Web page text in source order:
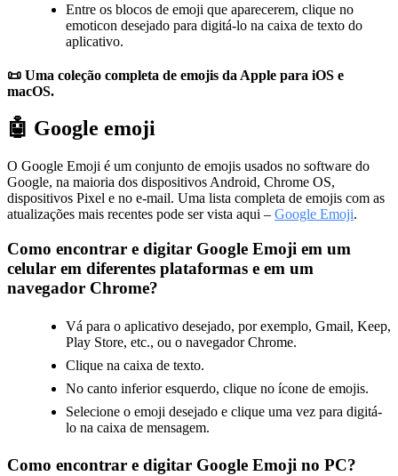
Entre os blocos de emoji que aparecerem, clique no
emoticon desejado para digitá-lo na caixa de texto do
aplicativo.
📜 Uma coleção completa de emojis da Apple para iOS e
macOS.
🤖 Google emoji
O Google Emoji é um conjunto de emojis usados no software do
Google, na maioria dos dispositivos Android, Chrome OS,
dispositivos Pixel e no e-mail. Uma lista completa de emojis com as
atualizações mais recentes pode ser vista aqui – Google Emoji.
Como encontrar e digitar Google Emoji em um
celular em diferentes plataformas e em um
navegador Chrome?
Vá para o aplicativo desejado, por exemplo, Gmail, Keep,
Play Store, etc., ou o navegador Chrome.
Clique na caixa de texto.
No canto inferior esquerdo, clique no ícone de emojis.
Selecione o emoji desejado e clique uma vez para digitá-
lo na caixa de mensagem.
Como encontrar e digitar Google Emoji no PC?